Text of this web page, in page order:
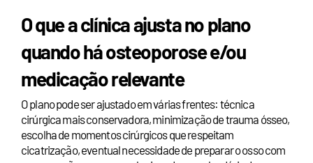
O que a clínica ajusta no plano
quando há osteoporose e/ou
medicação relevante
O plano pode ser ajustado em várias frentes: técnica
cirúrgica mais conservadora, minimização de trauma ósseo,
escolha de momentos cirúrgicos que respeitam
cicatrização, eventual necessidade de preparar o osso com